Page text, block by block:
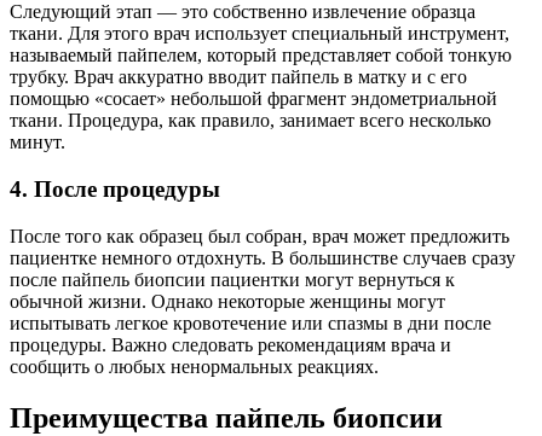
Следующий этап — это собственно извлечение образца
ткани. Для этого врач использует специальный инструмент,
называемый пайпелем, который представляет собой тонкую
трубку. Врач аккуратно вводит пайпель в матку и с его
помощью «сосает» небольшой фрагмент эндометриальной
ткани. Процедура, как правило, занимает всего несколько
минут.
4. После процедуры
После того как образец был собран, врач может предложить
пациентке немного отдохнуть. В большинстве случаев сразу
после пайпель биопсии пациентки могут вернуться к
обычной жизни. Однако некоторые женщины могут
испытывать легкое кровотечение или спазмы в дни после
процедуры. Важно следовать рекомендациям врача и
сообщить о любых ненормальных реакциях.
Преимущества пайпель биопсии